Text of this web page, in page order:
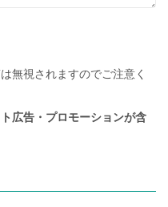
無視されますのでご注意く
広告・プロモーションが含